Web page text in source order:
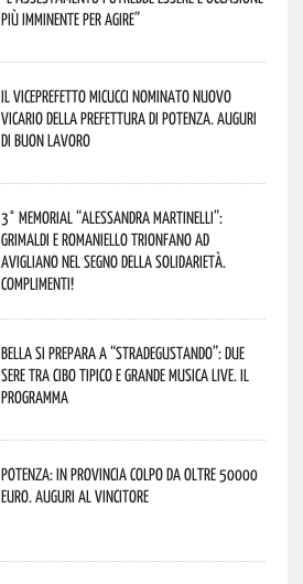
più imminente per agire”
Il Viceprefetto Micucci nominato nuovo
Vicario della Prefettura di Potenza. Auguri
di buon lavoro
3° Memorial “Alessandra Martinelli”:
Grimaldi e Romaniello trionfano ad
Avigliano nel segno della solidarietà.
Complimenti!
Bella si prepara a “Stradegustando”: due
sere tra cibo tipico e grande musica live. Il
programma
Potenza: in provincia colpo da oltre 50000
euro. Auguri al vincitore